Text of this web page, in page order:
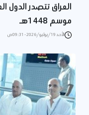
العراق تتصدر الدول
موسم 1448هـ
الأحد 19/يوليو/2026 - 09:31 ص